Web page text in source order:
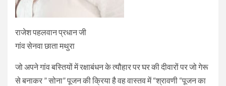
राजेश पहलवान प्रधान जी
गांव सेनवा छाता मथुरा
जो अपने गांव बस्तियों में रक्षाबंधन के त्यौहार पर घर की दीवारों पर जो गेरू
से बनाकर ” सोना” पूजन की क्रिया है वह वास्तव में “श्रावणी “पूजन का